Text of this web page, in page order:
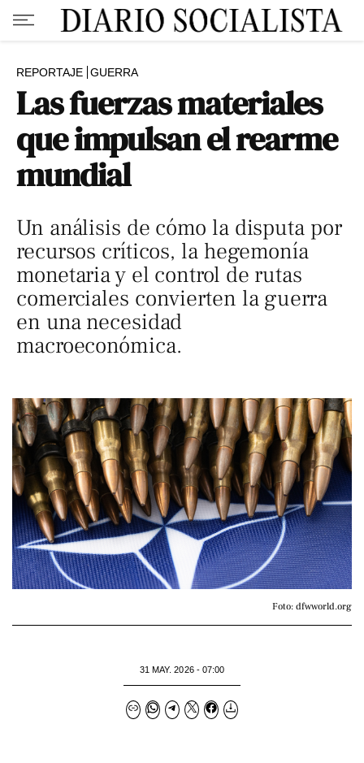
REPORTAJE GUERRA
Las fuerzas materiales
que impulsan el rearme
mundial
Un análisis de cómo la disputa por
recursos críticos, la hegemonía
monetaria y el control de rutas
comerciales convierten la guerra
en una necesidad
macroeconómica.
Foto: dfwworld.org
31 MAY. 2026 - 07:00